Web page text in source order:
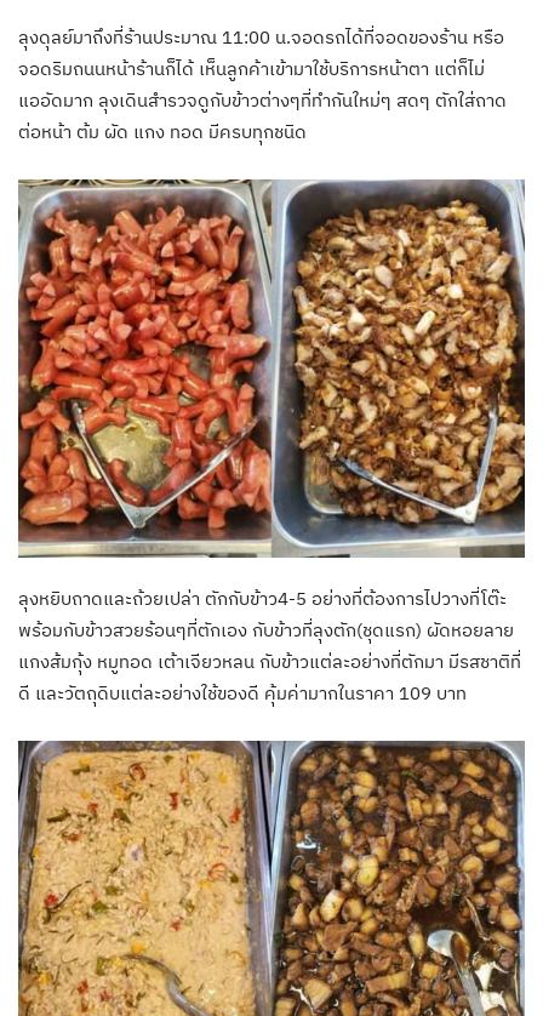
ลุงดุลย์มาถึงที่ร้านประมาณ 11:00 น.จอดรถได้ที่จอดของร้าน หรือ
จอดริมถนนหน้าร้านก็ได้ เห็นลูกค้าเข้ามาใช้บริการหน้าตา แต่ก็ไม่
แออัดมาก ลุงเดินสำรวจดูกับข้าวต่างๆที่ทำกันใหม่ๆ สดๆ ตักใส่ถาด
ต่อหน้า ต้ม ผัด แกง ทอด มีครบทุกชนิด
ลุงหยิบถาดและถ้วยเปล่า ตักกับข้าว4-5 อย่างที่ต้องการไปวางที่โต๊ะ
พร้อมกับข้าวสวยร้อนๆที่ตักเอง กับข้าวที่ลุงตัก(ชุดแรก) ผัดหอยลาย
แกงส้มกุ้ง หมูทอด เต้าเจียวหลน กับข้าวแต่ละอย่างที่ตักมา มีรสชาติที่
ดี และวัตถุดิบแต่ละอย่างใช้ของดี คุ้มค่ามากในราคา 109 บาท